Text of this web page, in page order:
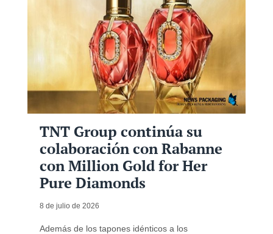
TNT Group continúa su
colaboración con Rabanne
con Million Gold for Her
Pure Diamonds
8 de julio de 2026
Además de los tapones idénticos a los